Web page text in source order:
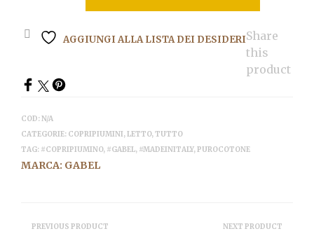
AGGIUNGI ALLA LISTA DEI DESIDERIShare
this
product
COD:N/A
CATEGORIE: COPRIPIUMINI, LETTO, TUTTO
TAG: #COPRIPIUMINO, #GABEL, #MADEINITALY, PUROCOTONE
MARCA: GABEL
PREVIOUS PRODUCT NEXT PRODUCT